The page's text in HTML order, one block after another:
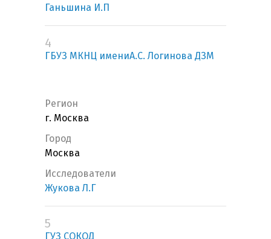
Ганьшина И.П
4
ГБУЗ МКНЦ имениА.С. Логинова ДЗМ
Регион
г. Москва
Город
Москва
Исследователи
Жукова Л.Г
5
ГУЗ СОКОД